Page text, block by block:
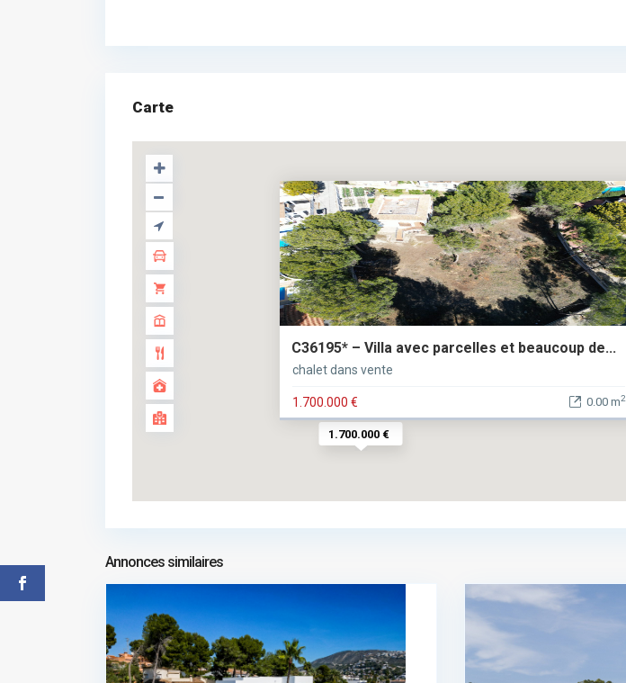
Carte
1.700.000 €
C36195* – Villa avec parcelles et beaucoup de...
chalet dans vente
1.700.000 € 0.00 m2
Annonces similaires